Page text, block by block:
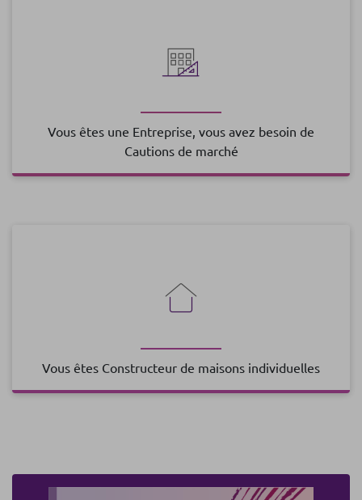
Vous êtes une Entreprise, vous avez besoin de
Cautions de marché
Vous êtes Constructeur de maisons individuelles